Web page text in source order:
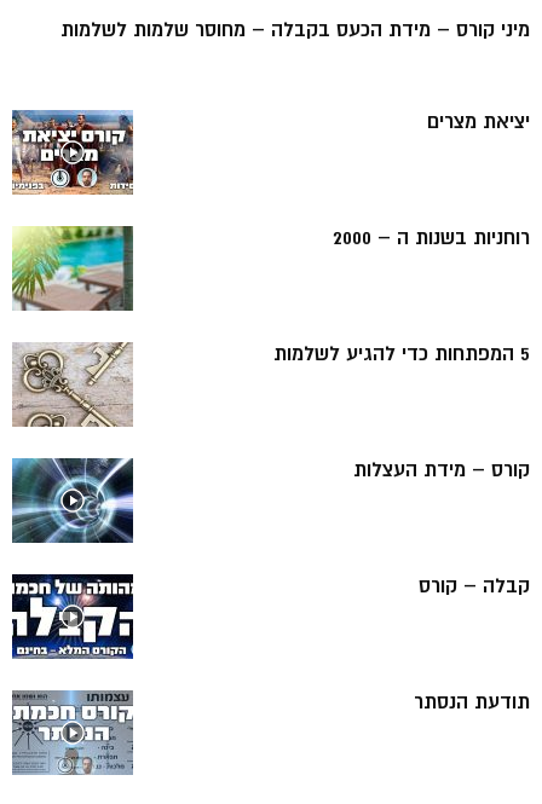
מיני קורס – מידת הכעס בקבלה – מחוסר שלמות לשלמות
יציאת מצרים
רוחניות בשנות ה – 2000
5 המפתחות כדי להגיע לשלמות
קורס – מידת העצלות
קבלה – קורס
תודעת הנסתר